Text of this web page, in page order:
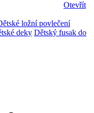
Otevřít
ložní povlečení
deky Dětský fusak do